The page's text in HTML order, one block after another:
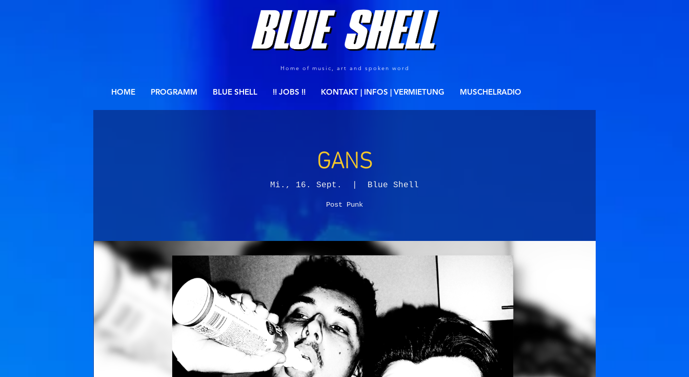
Home of music, art and spoken word
HOME PROGRAMM BLUE SHELL !! JOBS !! KONTAKT | INFOS | VERMIETUNG MUSCHELRADIO
GANS
Mi., 16. Sept. Blue Shell
Post Punk